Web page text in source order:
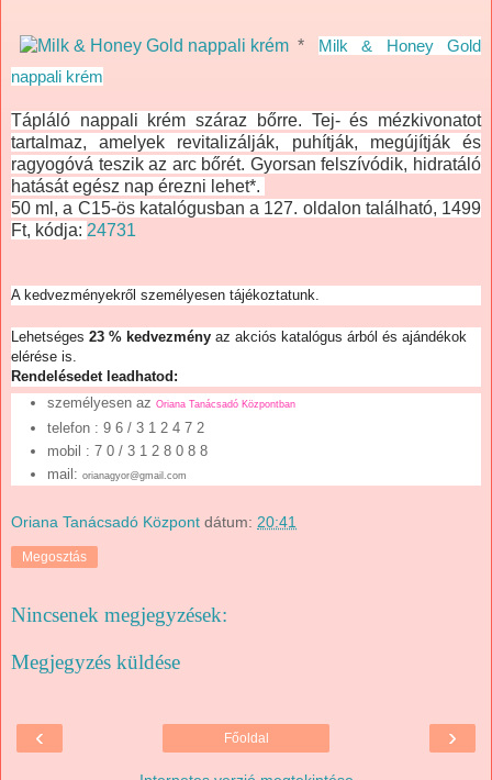
* Milk & Honey Gold
nappali krém
Tápláló nappali krém száraz bőrre. Tej- és mézkivonatot
tartalmaz, amelyek revitalizálják, puhítják, megújítják és
ragyogóvá teszik az arc bőrét. Gyorsan felszívódik, hidratáló
hatását egész nap érezni lehet*.
50 ml, a C15-ös katalógusban a 127. oldalon található, 1499
Ft, kódja: 24731
A kedvezményekről személyesen tájékoztatunk.
Lehetséges 23 % kedvezmény az akciós katalógus árból és ajándékok
elérése is.
Rendelésedet leadhatod:
személyesen az Oriana Tanácsadó Központban
telefon : 9 6 / 3 1 2 4 7 2
mobil : 7 0 / 3 1 2 8 0 8 8
mail: orianagyor@gmail.com
Oriana Tanácsadó Központ dátum: 20:41
Megosztás
Nincsenek megjegyzések:
Megjegyzés küldése
‹ ›
Főoldal